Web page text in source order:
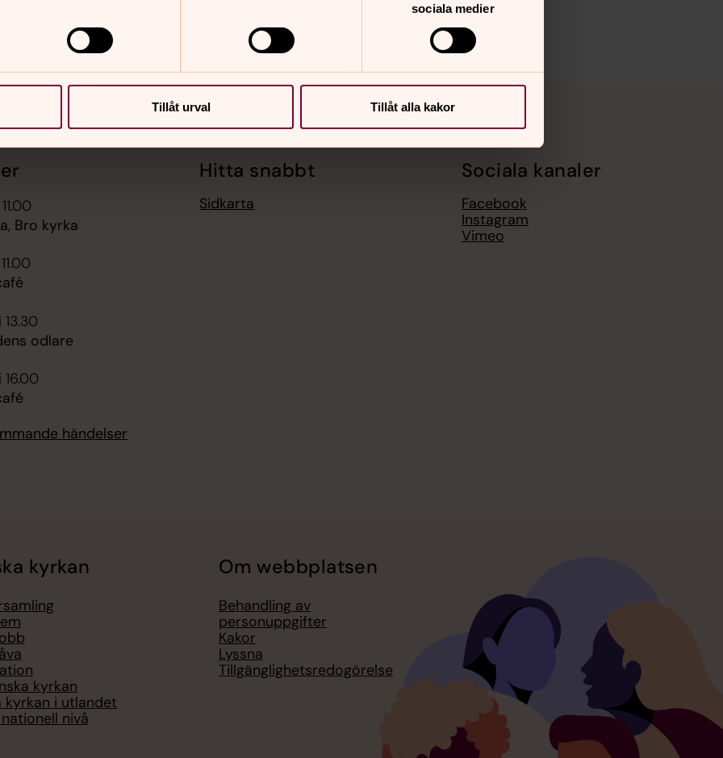
sociala medier
Tillåt urval Tillåt alla kakor
Bro kyrka
odlare
16.00
händelser
Hitta snabbt
Sidkarta
Sociala kanaler
Facebook
Instagram
Vimeo
kyrkan
kyrkan
kyrkan i utlandet
nivå
Om webbplatsen
Behandling av
personuppgifter
Kakor
Lyssna
Tillgänglighetsredogörelse